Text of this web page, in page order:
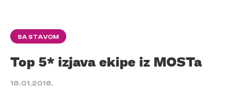
SA STAVOM
Top 5* izjava ekipe iz MOSTa
16.01.2016.